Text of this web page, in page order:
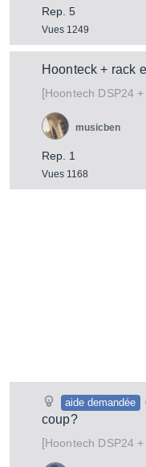
Rep. 5
Vues 1249
Hoonteck + rack
[Hoontech DSP24
Rep. 1
Vues 1168
musicben
aide demandée
coup?
[Hoontech DSP24